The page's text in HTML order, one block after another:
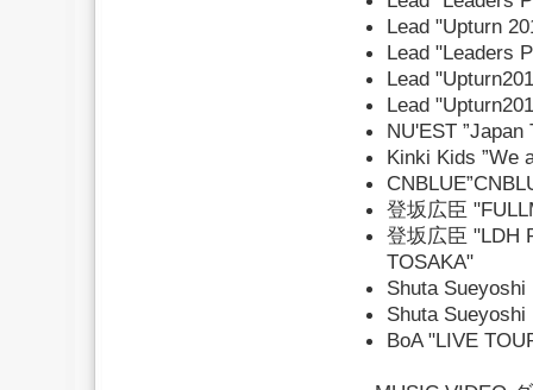
Lead "Upturn
Lead "Leaders
Lead
Lead
NU'EST ”Japan
Kinki Kids ”We
登坂広臣
登坂広臣 "LDH
TOSAKA"
Shuta
Shuta
BoA "LIVE